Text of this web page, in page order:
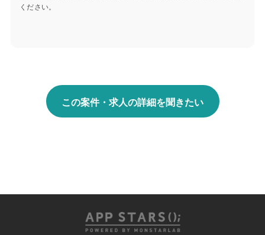
ください。
この案件・求人の詳細を聞きたい